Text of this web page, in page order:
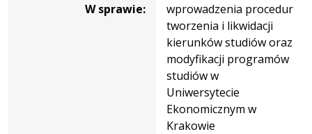
W sprawie:
wprowadzenia procedur
tworzenia i likwidacji
kierunków studiów oraz
modyfikacji programów
studiów w
Uniwersytecie
Ekonomicznym w
Krakowie